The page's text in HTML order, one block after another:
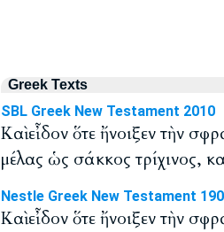
Greek Texts
SBL Greek New Testament 2010
Καὶ εἶδον ὅτε ἤνοιξεν τὴν
μέλας ὡς σάκκος τρίχινος,
Nestle Greek New Testament
Καὶ εἶδον ὅτε ἤνοιξεν τὴν